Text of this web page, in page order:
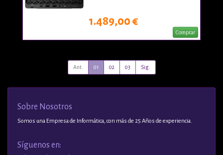
1.489,00 €
Comprar
Ant. 01 02 03 Sig.
Sobre Nosotros
Somos una Empresa de Informática, con más de 25 Años de experiencia.
Síguenos en: